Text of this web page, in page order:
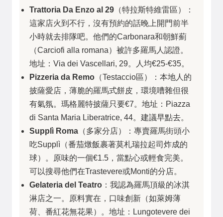
Trattoria Da Enzo al 29 （特拉斯特維雷區）：
這家店火到不行，沒有預約的話晚上開門前半
小時就去排隊吧。他們的Carbonara和朝鮮薊
（Carciofi alla romana）被許多羅馬人認證。
地址：Via dei Vascellari, 29。人均€25-€35。
Pizzeria da Remo （Testaccio區）：本地人的
披薩愛店，薄脆的羅馬式餅皮，環境嘈雜但很
有氣氛。瑪格麗特披薩只要€7。地址：Piazza
di Santa Maria Liberatrice, 44。建議早點去。
Supplì Roma （多家分店）：專賣羅馬街頭小
吃Supplì（番茄燉飯裹著莫札瑞拉起司炸成的
球）。原味的一個€1.5，當點心或輕食完美。
可以搜尋他們在Trastevere或Monti的分店。
Gelateria del Teatro ：我認為羅馬頂級的冰淇
淋店之一。原料實在，口味創新（如萊姆薄
荷、番紅花無花果）。地址：Lungotevere dei